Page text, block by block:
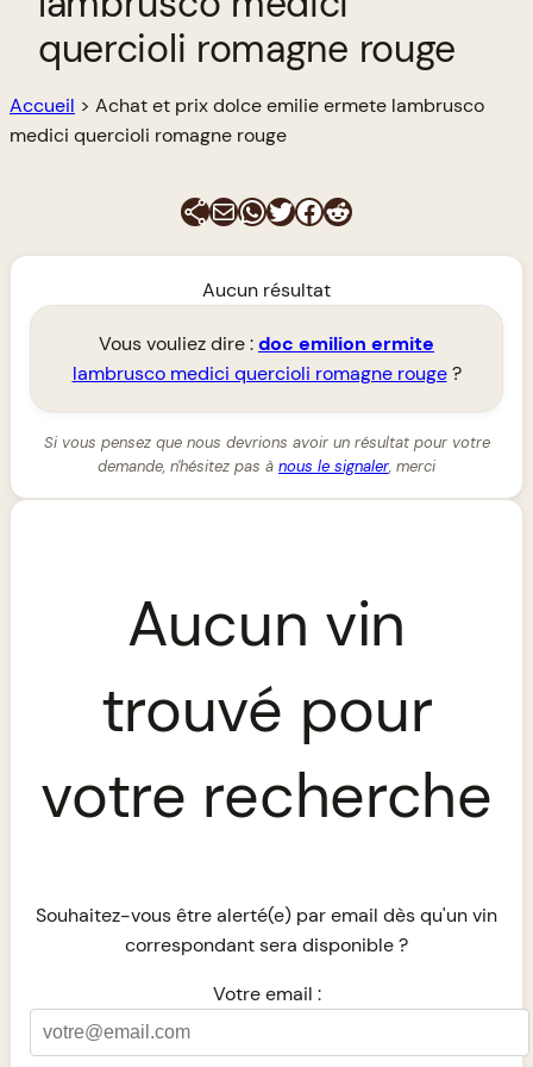
quercioli romagne rouge
Accueil > Achat et prix dolce emilie ermete lambrusco
medici quercioli romagne rouge
E-mailWhatsApp
Twitter
Facebook
Reddit
Aucun résultat
Vous vouliez dire :doc emilion ermite
lambrusco medici quercioli romagne rouge?
Si vous pensez que nous devrions avoir un résultat pour votre
demande, n'hésitez pas à nous le signaler, merci
Aucun vin
trouvé pour
votre recherche
Souhaitez-vous être alerté(e) par email dès qu'un vin
correspondant sera disponible ?
Votre email :